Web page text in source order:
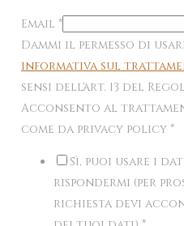
Email *
Dammi il permesso di
informativa sul
sensi dell'art. 13 del
Acconsento al
come da privacy policy *
Sì, puoi usare i
rispondermi (per
richiesta devi